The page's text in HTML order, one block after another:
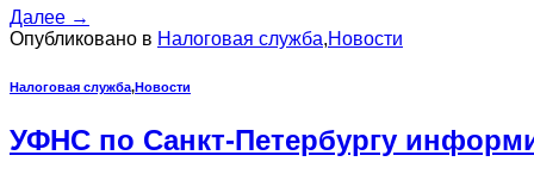
Далее →
Опубликовано в Налоговая служба,Новости
Налоговая служба,Новости
УФНС по Санкт-Петербургу